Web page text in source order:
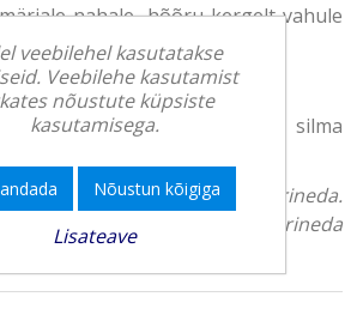
nahale, hõõru kergelt vahule
eest. Vältida silma
toote tegelik välimus võib erineda.
üldise iseloomuga ning võib erineda
teabest.
veebilehel kasutatakse
Veebilehe kasutamist
nõustute küpsiste
kasutamisega.
Nõustun kõigiga
Lisateave